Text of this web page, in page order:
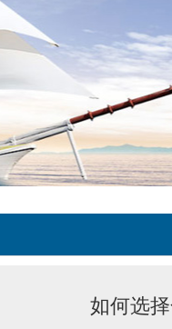
如何选